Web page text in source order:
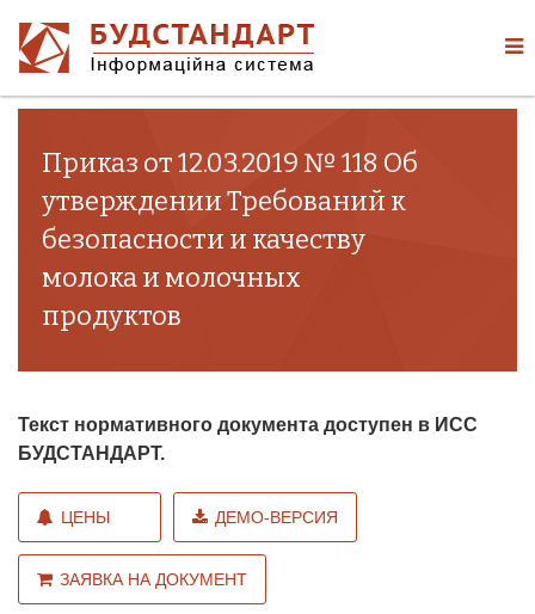
Приказ от 12.03.2019 № 118 Об
утверждении Требований к
безопасности и качеству
молока и молочных
продуктов
Текст нормативного документа доступен в ИСС
БУДСТАНДАРТ.
ЦЕНЫ ДЕМО-ВЕРСИЯ
ЗАЯВКА НА ДОКУМЕНТ